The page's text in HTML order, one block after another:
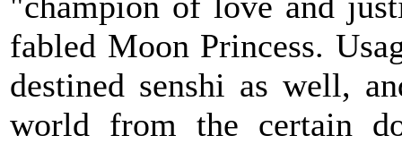
fabled Moon Princess.
destined senshi as well,
world from the certain